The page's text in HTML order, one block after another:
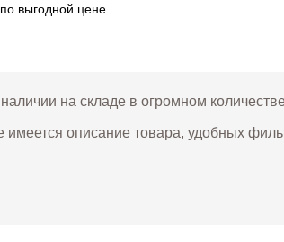
выгодной цене.
на складе в огромном
имеется описание товара, удобных